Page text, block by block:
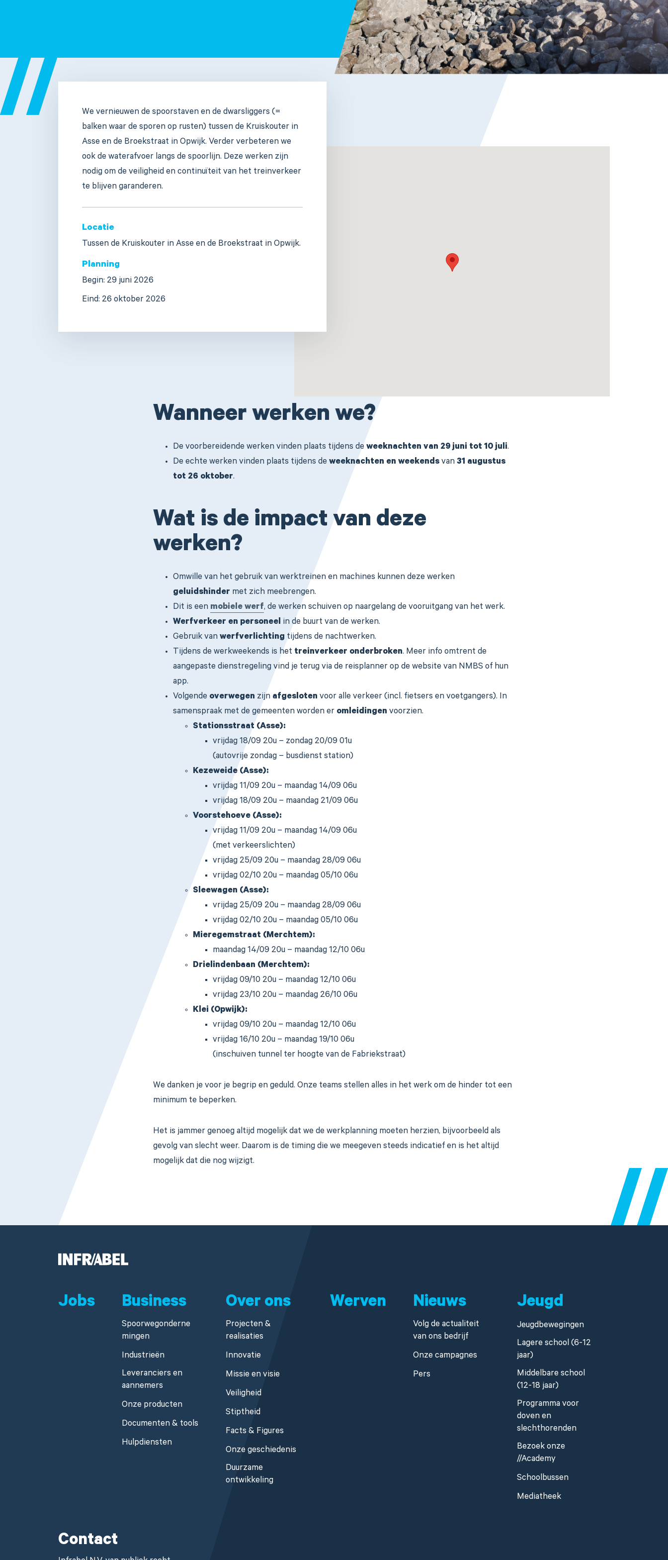
We vernieuwen de spoorstaven en de dwarsliggers (=
balken waar de sporen op rusten) tussen de Kruiskouter in
Asse en de Broekstraat in Opwijk. Verder verbeteren we
ook de waterafvoer langs de spoorlijn. Deze werken zijn
nodig om de veiligheid en continuïteit van het treinverkeer
te blijven garanderen.
Locatie
Tussen de Kruiskouter in Asse en de Broekstraat in Opwijk.
Planning
Begin: 29 juni 2026
Eind: 26 oktober 2026
Wanneer werken we?
De voorbereidende werken vinden plaats tijdens de weeknachten van 29 juni tot 10 juli.
De echte werken vinden plaats tijdens de weeknachten en weekendsvan 31 augustus
tot 26 oktober.
Wat is de impact van deze
werken?
Omwille van het gebruik van werktreinen en machines kunnen deze werken
geluidshinder met zich meebrengen.
Dit is een mobiele werf, de werken schuiven op naargelang de vooruitgang van het werk.
Werfverkeer en personeel in de buurt van de werken.
Gebruik van werfverlichting tijdens de nachtwerken.
Tijdens de werkweekends is het treinverkeer onderbroken. Meer info omtrent de
aangepaste dienstregeling vind je terug via de reisplanner op de website van NMBS of hun
app.
Volgende overwegen zijn afgesloten voor alle verkeer (incl. fietsers en voetgangers). In
samenspraak met de gemeenten worden er omleidingen voorzien.
Stationsstraat (Asse):
vrijdag 18/09 20u – zondag 20/09 01u
(autovrije zondag – busdienst station)
Kezeweide (Asse):
vrijdag 11/09 20u – maandag 14/09 06u
vrijdag 18/09 20u – maandag 21/09 06u
Voorstehoeve (Asse):
vrijdag 11/09 20u – maandag 14/09 06u
(met verkeerslichten)
vrijdag 25/09 20u – maandag 28/09 06u
vrijdag 02/10 20u – maandag 05/10 06u
Sleewagen (Asse):
vrijdag 25/09 20u – maandag 28/09 06u
vrijdag 02/10 20u – maandag 05/10 06u
Mieregemstraat (Merchtem):
maandag 14/09 20u – maandag 12/10 06u
Drielindenbaan (Merchtem):
vrijdag 09/10 20u – maandag 12/10 06u
vrijdag 23/10 20u – maandag 26/10 06u
Klei (Opwijk):
vrijdag 09/10 20u – maandag 12/10 06u
vrijdag 16/10 20u – maandag 19/10 06u
(inschuiven tunnel ter hoogte van de Fabriekstraat)
We danken je voor je begrip en geduld. Onze teams stellen alles in het werk om de hinder tot een
minimum te beperken.
Het is jammer genoeg altijd mogelijk dat we de werkplanning moeten herzien, bijvoorbeeld als
gevolg van slecht weer. Daarom is de timing die we meegeven steeds indicatief en is het altijd
mogelijk dat die nog wijzigt.
Jobs Business
Spoorwegonderne
mingen
Industrieën
Leveranciers en
aannemers
Onze producten
Documenten & tools
Hulpdiensten
Over ons
Projecten &
realisaties
Innovatie
Missie en visie
Veiligheid
Stiptheid
Facts & Figures
Onze geschiedenis
Duurzame
ontwikkeling
Werven Nieuws
Volg de actualiteit
van ons bedrijf
Onze campagnes
Pers
Jeugd
Jeugdbewegingen
Lagere school (6-12
jaar)
Middelbare school
(12-18 jaar)
Programma voor
doven en
slechthorenden
Bezoek onze
//Academy
Schoolbussen
Mediatheek
Contact